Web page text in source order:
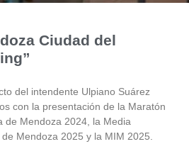
Ciudad del
del intendente Ulpiano Suárez
con la presentación de la Maratón
de Mendoza 2024, la Media
Mendoza 2025 y la MIM 2025.